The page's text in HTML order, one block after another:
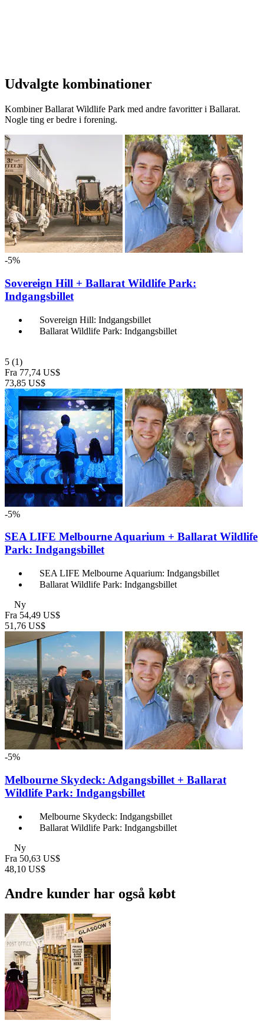
Udvalgte kombinationer
Kombiner Ballarat Wildlife Park med andre favoritter i Ballarat.
Nogle ting er bedre i forening.
-5%
Sovereign Hill + Ballarat Wildlife Park:
Indgangsbillet
Sovereign Hill: Indgangsbillet
Ballarat Wildlife Park: Indgangsbillet
5 (1)
Fra 77,74 US$
73,85 US$
-5%
SEA LIFE Melbourne Aquarium + Ballarat Wildlife
Park: Indgangsbillet
SEA LIFE Melbourne Aquarium: Indgangsbillet
Ballarat Wildlife Park: Indgangsbillet
Ny
Fra 54,49 US$
51,76 US$
-5%
Melbourne Skydeck: Adgangsbillet + Ballarat
Wildlife Park: Indgangsbillet
Melbourne Skydeck: Indgangsbillet
Ballarat Wildlife Park: Indgangsbillet
Ny
Fra 50,63 US$
48,10 US$
Andre kunder har også købt